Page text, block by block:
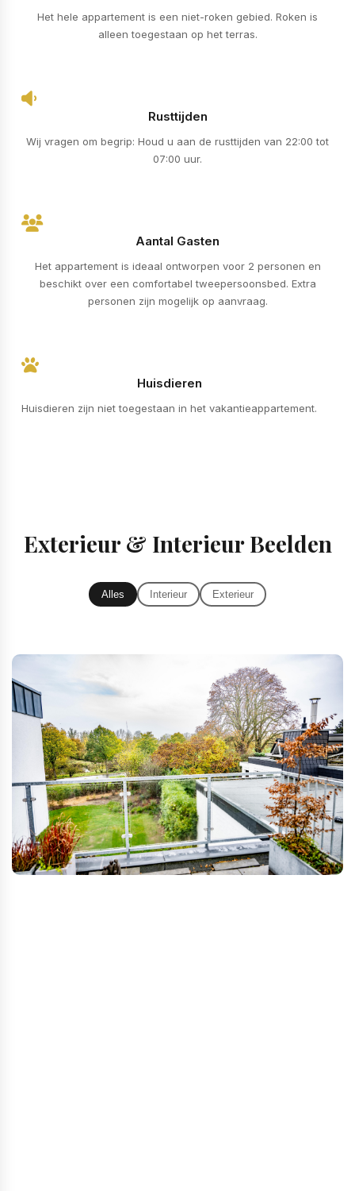
Het hele appartement is een niet-roken gebied. Roken is
alleen toegestaan op het terras.
Rusttijden
Wij vragen om begrip: Houd u aan de rusttijden van 22:00 tot
07:00 uur.
Aantal Gasten
Het appartement is ideaal ontworpen voor 2 personen en
beschikt over een comfortabel tweepersoonsbed. Extra
personen zijn mogelijk op aanvraag.
Huisdieren
Huisdieren zijn niet toegestaan in het vakantieappartement.
Exterieur & Interieur Beelden
Alles Interieur Exterieur